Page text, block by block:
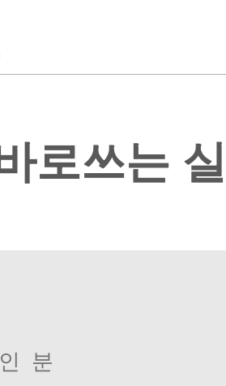
로쓰는
분